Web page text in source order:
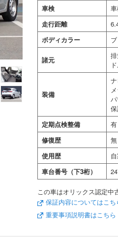
車検
走行距離
ボディカラー
諸元
装備
定期点検整備
修復歴
無
使用歴
車台番号（下3桁）
この車はオリックス認定中
保証内容についてはこち
重要事項説明書はこちら